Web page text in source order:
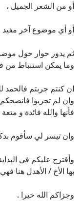
أو من الشعر الجميل ،
أو أي موضوع آخر مفيد
ثم يدور حوار حول
وما يمكن استنباط من
ان كنتم جربتم فالحمد
وان لم تجربوا
فأنها والله فائدة و
وان تيسر لي سأقوم
وأقترح عليكم في
بها الأخ / الأهدل هنا
وجزاكم الله خيرا .